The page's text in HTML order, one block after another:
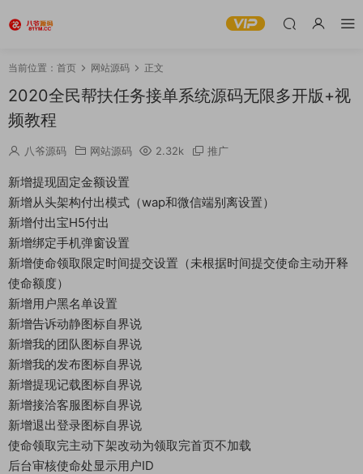
当前位置： 首页 网站源码 正文
2020全民帮扶任务接单系统源码无限多开版+视
频教程
八爷源码 网站源码 2.32k 推广
新增提现固定金额设置
新增从头架构付出模式（wap和微信端别离设置）
新增付出宝H5付出
新增绑定手机弹窗设置
新增使命领取限定时间提交设置（未根据时间提交使命主动开释
使命额度）
新增用户黑名单设置
新增告诉动静图标自界说
新增我的团队图标自界说
新增我的发布图标自界说
新增提现记载图标自界说
新增接洽客服图标自界说
新增退出登录图标自界说
使命领取完主动下架改动为领取完首页不加载
后台审核使命处显示用户ID